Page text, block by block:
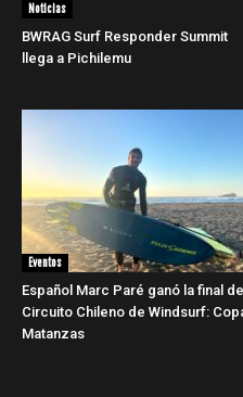
Noticias
BWRAG Surf Responder Summit
llega a Pichilemu
Eventos
Español Marc Paré ganó la final del
Circuito Chileno de Windsurf:
Matanzas